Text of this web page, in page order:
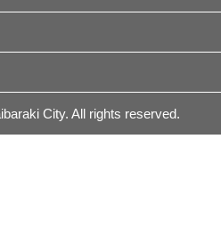
City. All rights reserved.